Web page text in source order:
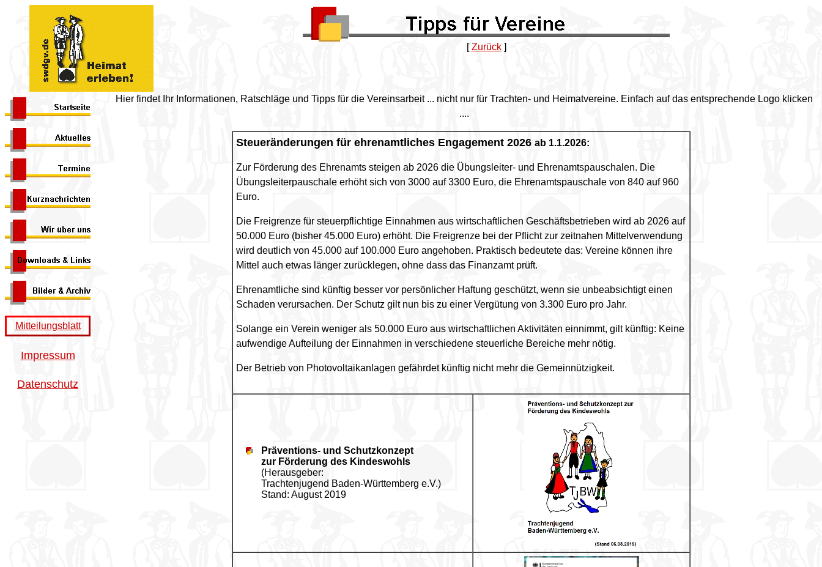
[Zurück]
Mitteilungsblatt
Impressum
Datenschutz
Hier findet Ihr Informationen, Ratschläge und Tipps für die Vereinsarbeit ... nicht nur für Trachten- und Heimatvereine. Einfach auf das entsprechende Logo klicken
....
Steueränderungen für ehrenamtliches Engagement 2026 ab 1.1.2026:
Zur Förderung des Ehrenamts steigen ab 2026 die Übungsleiter- und Ehrenamtspauschalen. Die
Übungsleiterpauschale erhöht sich von 3000 auf 3300 Euro, die Ehrenamtspauschale von 840 auf 960
Euro.
Die Freigrenze für steuerpflichtige Einnahmen aus wirtschaftlichen Geschäftsbetrieben wird ab 2026 auf
50.000 Euro (bisher 45.000 Euro) erhöht. Die Freigrenze bei der Pflicht zur zeitnahen Mittelverwendung
wird deutlich von 45.000 auf 100.000 Euro angehoben. Praktisch bedeutete das: Vereine können ihre
Mittel auch etwas länger zurücklegen, ohne dass das Finanzamt prüft.
Ehrenamtliche sind künftig besser vor persönlicher Haftung geschützt, wenn sie unbeabsichtigt einen
Schaden verursachen. Der Schutz gilt nun bis zu einer Vergütung von 3.300 Euro pro Jahr.
Solange ein Verein weniger als 50.000 Euro aus wirtschaftlichen Aktivitäten einnimmt, gilt künftig: Keine
aufwendige Aufteilung der Einnahmen in verschiedene steuerliche Bereiche mehr nötig.
Der Betrieb von Photovoltaikanlagen gefährdet künftig nicht mehr die Gemeinnützigkeit.
Präventions- und Schutzkonzept
zur Förderung des Kindeswohls
(Herausgeber:
Trachtenjugend Baden-Württemberg e.V.)
Stand: August 2019